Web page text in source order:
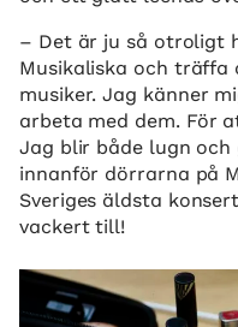
– Det är ju så otroligt
Musikaliska och
musiker. Jag känner
arbeta med dem. För
Jag blir både lugn
innanför dörrarna på
Sveriges äldsta
vackert till!